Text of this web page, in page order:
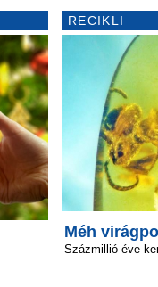
RECIKLI
Méh
Százmillió éve